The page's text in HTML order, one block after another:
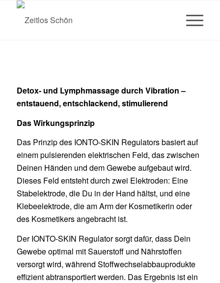
Detox- und Lymphmassage durch Vibration –
entstauend, entschlackend, stimulierend
Das Wirkungsprinzip
Das Prinzip des IONTO-SKIN Regulators basiert auf
einem pulsierenden elektrischen Feld, das zwischen
Deinen Händen und dem Gewebe aufgebaut wird.
Dieses Feld entsteht durch zwei Elektroden: Eine
Stabelektrode, die Du in der Hand hältst, und eine
Klebeelektrode, die am Arm der Kosmetikerin oder
des Kosmetikers angebracht ist.
Der IONTO-SKIN Regulator sorgt dafür, dass Dein
Gewebe optimal mit Sauerstoff und Nährstoffen
versorgt wird, während Stoffwechselabbauprodukte
effizient abtransportiert werden. Das Ergebnis ist ein